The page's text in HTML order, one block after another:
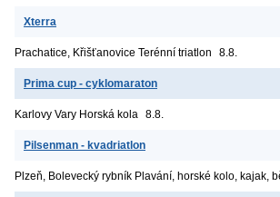
Xterra
Prachatice, Křišťanovice Terénní triatlon 8.8.
Prima cup - cyklomaraton
Karlovy Vary Horská kola 8.8.
Pilsenman - kvadriatlon
Plzeň, Bolevecký rybník Plavání, horské kolo, kajak,